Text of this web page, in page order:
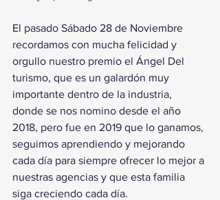
El pasado Sábado 28 de Noviembre
recordamos con mucha felicidad y
orgullo nuestro premio el Ángel Del
turismo, que es un galardón muy
importante dentro de la industria,
donde se nos nomino desde el año
2018, pero fue en 2019 que lo ganamos,
seguimos aprendiendo y mejorando
cada día para siempre ofrecer lo mejor a
nuestras agencias y que esta familia
siga creciendo cada día.